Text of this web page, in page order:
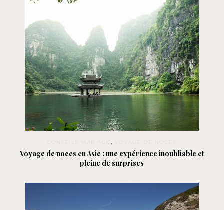
,
Voyage de noces en Asie : une expérience inoubliable et
pleine de surprises